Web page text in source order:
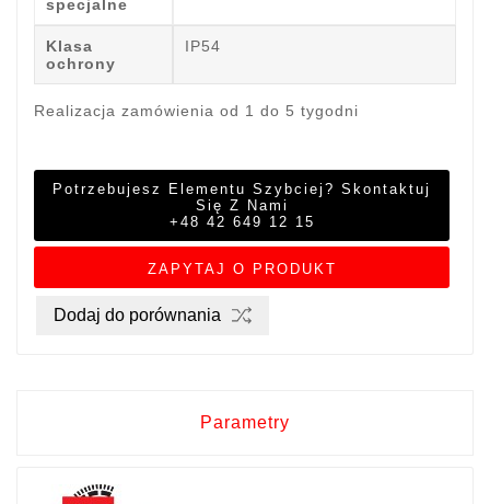
specjalne
Klasa
ochrony
IP54
Realizacja zamówienia od 1 do 5 tygodni
Potrzebujesz Elementu Szybciej? Skontaktuj
Się Z Nami
+48 42 649 12 15
ZAPYTAJ O PRODUKT
Dodaj do porównania
Parametry